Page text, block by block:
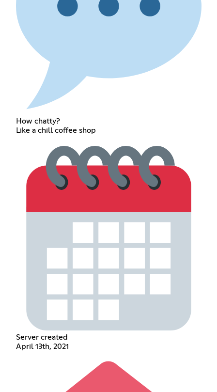
How chatty?
Like a chill coffee shop
Server created
April 13th, 2021